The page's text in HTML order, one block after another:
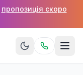
пропозиція скоро